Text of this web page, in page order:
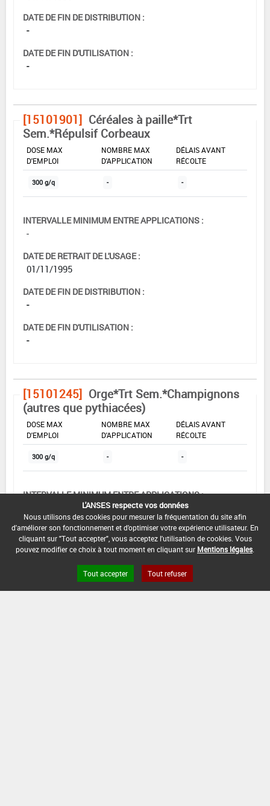
DATE DE FIN DE DISTRIBUTION :
-
DATE DE FIN D'UTILISATION :
-
[15101901] Céréales à paille*Trt
Sem.*Répulsif Corbeaux
DOSE MAX
D'EMPLOI
NOMBRE MAX
D'APPLICATION
DÉLAIS AVANT
RÉCOLTE
300 g/q - -
INTERVALLE MINIMUM ENTRE APPLICATIONS :
-
DATE DE RETRAIT DE L'USAGE :
01/11/1995
DATE DE FIN DE DISTRIBUTION :
-
DATE DE FIN D'UTILISATION :
-
[15101245] Orge*Trt Sem.*Champignons
(autres que pythiacées)
DOSE MAX
D'EMPLOI
NOMBRE MAX
D'APPLICATION
DÉLAIS AVANT
RÉCOLTE
300 g/q - -
INTERVALLE MINIMUM ENTRE APPLICATIONS :
DATE DE RETRAIT DE L'USAGE :
01/11/1995
DATE DE FIN DE DISTRIBUTION :
L'ANSES respecte vos données
Nous utilisons des cookies pour mesurer la fréquentation du site afin
d'améliorer son fonctionnement et d'optimiser votre expérience utilisateur. En
cliquant sur "Tout accepter", vous acceptez l'utilisation de cookies. Vous
pouvez modifier ce choix à tout moment en cliquant sur Mentions légales
Tout accepter Tout refuser